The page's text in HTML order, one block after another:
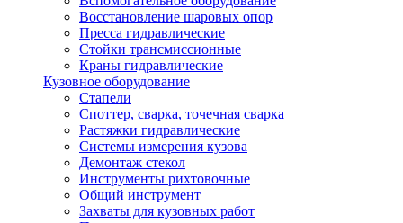
Восстановление шаровых опор
Пресса гидравлические
Стойки трансмиссионные
Краны гидравлические
Кузовное оборудование
Стапели
Споттер, сварка, точечная сварка
Растяжки гидравлические
Системы измерения кузова
Демонтаж стекол
Инструменты рихтовочные
Общий инструмент
Захваты для кузовных работ